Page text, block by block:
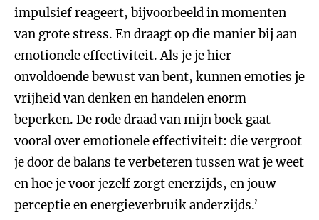
impulsief reageert, bijvoorbeeld in momenten
van grote stress. En draagt op die manier bij aan
emotionele effectiviteit. Als je je hier
onvoldoende bewust van bent, kunnen emoties je
vrijheid van denken en handelen enorm
beperken. De rode draad van mijn boek gaat
vooral over emotionele effectiviteit: die vergroot
je door de balans te verbeteren tussen wat je weet
en hoe je voor jezelf zorgt enerzijds, en jouw
perceptie en energieverbruik anderzijds.’